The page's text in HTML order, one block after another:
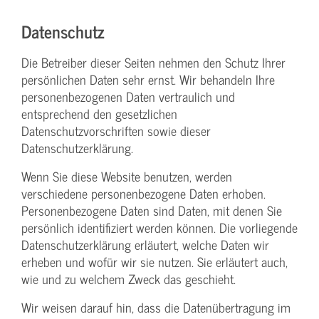
Datenschutz
Die Betreiber dieser Seiten nehmen den Schutz Ihrer
persönlichen Daten sehr ernst. Wir behandeln Ihre
personenbezogenen Daten vertraulich und
entsprechend den gesetzlichen
Datenschutzvorschriften sowie dieser
Datenschutzerklärung.
Wenn Sie diese Website benutzen, werden
verschiedene personenbezogene Daten erhoben.
Personenbezogene Daten sind Daten, mit denen Sie
persönlich identifiziert werden können. Die vorliegende
Datenschutzerklärung erläutert, welche Daten wir
erheben und wofür wir sie nutzen. Sie erläutert auch,
wie und zu welchem Zweck das geschieht.
Wir weisen darauf hin, dass die Datenübertragung im